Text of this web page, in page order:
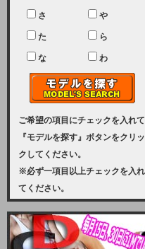
只今、クレジットカード会社の都
により決済ができない状況です。
ユーザー様には、大変ご迷惑をお
けいたしまして申し訳ございませ
ん。
2023-08-31 (木)
【サーバーメンテナンス実施のお
らせ】
2023年 9月10日（日曜日）午前8
サーバーメンテナンスを実施いた
ます。その為、アクセスはできま
ますが、ご理解の程を宜しくお
致します。
さ や
た ら
な わ
ご希望の項目にチェックを入れて
『モデルを探す』ボタンをクリッ
クしてください。
※必ず一項目以上チェックを入れ
てください。